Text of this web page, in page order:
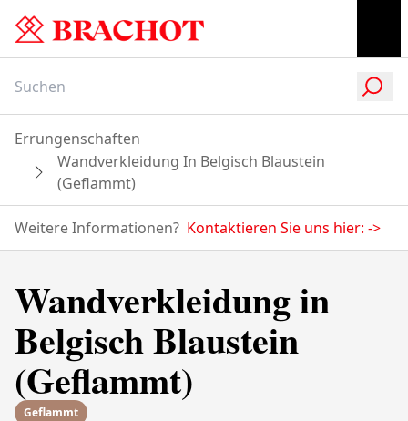
Errungenschaften
Wandverkleidung In Belgisch Blaustein
(Geflammt)
Weitere Informationen? Kontaktieren Sie uns hier: ->
Wandverkleidung in
Belgisch Blaustein
(Geflammt)
Geflammt